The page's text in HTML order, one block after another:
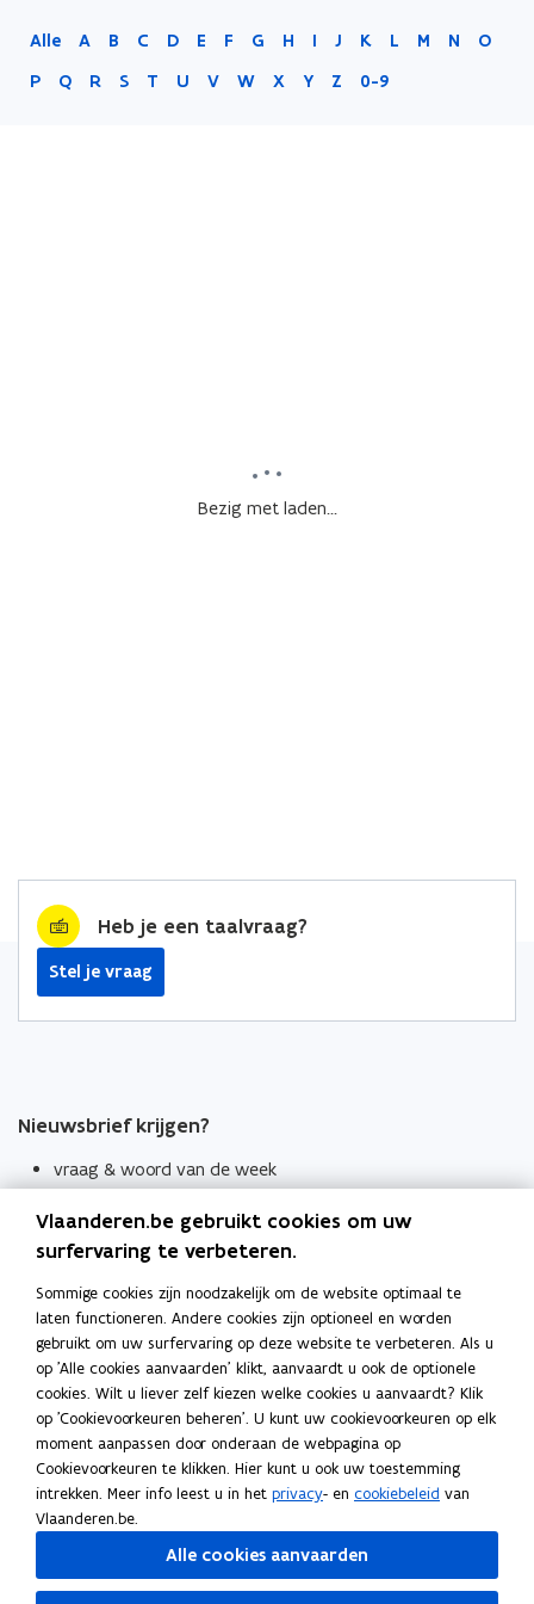
Alle A B C D E F G H I J K L M N
O
P
Q R S T U V W X Y Z 0-9
Bezig met laden...
Heb je een taalvraag?
Stel je vraag
Nieuwsbrief krijgen?
vraag & woord van de week
Schrijf je in
Thema's
Taaladviezen
Spellingregels
Tips voor duidelijke taal
Bekijk ook
Spellingtests
Boek- en webwijzer
Vlaanderen.be gebruikt cookies om uw
surfervaring te verbeteren.
Sommige cookies zijn noodzakelijk om de website optimaal te
laten functioneren. Andere cookies zijn optioneel en worden
gebruikt om uw surfervaring op deze website te verbeteren. Als u
op 'Alle cookies aanvaarden' klikt, aanvaardt u ook de optionele
cookies. Wilt u liever zelf kiezen welke cookies u aanvaardt? Klik
op 'Cookievoorkeuren beheren'. U kunt uw cookievoorkeuren op elk
moment aanpassen door onderaan de webpagina op
Cookievoorkeuren te klikken. Hier kunt u ook uw toestemming
intrekken. Meer info leest u in het privacy- en cookiebeleid van
Vlaanderen.be.
Alle cookies aanvaarden